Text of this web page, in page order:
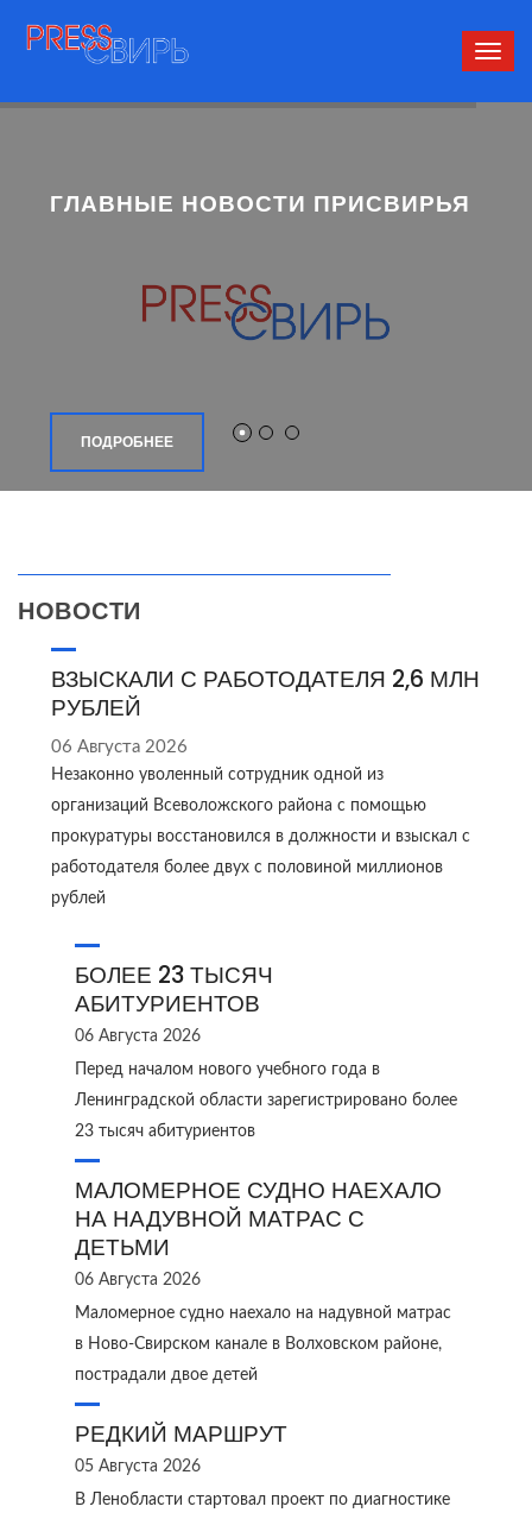
ГЛАВНЫЕ НОВОСТИ ПРИСВИРЬЯ
ПОДРОБНЕЕ
НОВОСТИ
ВЗЫСКАЛИ С РАБОТОДАТЕЛЯ 2,6 МЛН
РУБЛЕЙ
06 Августа 2026
Незаконно уволенный сотрудник одной из
организаций Всеволожского района с помощью
прокуратуры восстановился в должности и взыскал с
работодателя более двух с половиной миллионов
рублей
БОЛЕЕ 23 ТЫСЯЧ
АБИТУРИЕНТОВ
06 Августа 2026
Перед началом нового учебного года в
Ленинградской области зарегистрировано более
23 тысяч абитуриентов
МАЛОМЕРНОЕ СУДНО НАЕХАЛО
НА НАДУВНОЙ МАТРАС С
ДЕТЬМИ
06 Августа 2026
Маломерное судно наехало на надувной матрас
в Ново‑Свирском канале в Волховском районе,
пострадали двое детей
РЕДКИЙ МАРШРУТ
05 Августа 2026
В Ленобласти стартовал проект по диагностике